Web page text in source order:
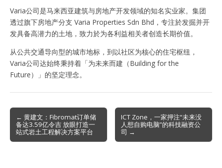
Varia公司是马来西亚建筑与房地产开发领域的知名实业家。集团
透过旗下房地产分支 Varia Properties Sdn Bhd，专注於发掘并开
发具备高潜力的土地，致力於为各利益相关者创造长期价值。
从公共交通导向型的城市地标，到以社区为核心的住宅枢纽，
Varia公司达始终秉持着「为未来而建（Building for the
Future）」的坚定理念。
Post
navigation
← 黄建文：Fibromat订单储
备达3.59亿令吉 放眼打造一
站式岩土工程解决方案平台
ICT Zone，一家押注“未来没
人想自购电脑”的科技融资公
司 →